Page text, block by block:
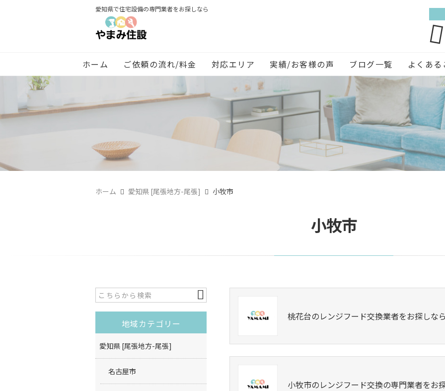
愛知県で住宅設備の専門業者をお探しなら
ホーム ご依頼の流れ/料金 対応エリア 実績/お客様の声 ブログ一覧 よくあ
ホーム 愛知県 [尾張地方-尾張] 小牧市
小牧市
桃花台のレンジフード交換業者をお探しな
小牧市のレンジフード交換の専門業者をお
地域カテゴリー
愛知県 [尾張地方-尾張]
名古屋市